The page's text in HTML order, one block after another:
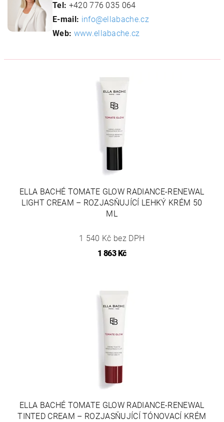
Tel: +420 776 035 064
E-mail: info@ellabache.cz
Web: www.ellabache.cz
ELLA BACHÉ TOMATE GLOW RADIANCE-RENEWAL
LIGHT CREAM – ROZJASŇUJÍCÍ LEHKÝ KRÉM 50
ML
1 540 Kč bez DPH
1 863 Kč
ELLA BACHÉ TOMATE GLOW RADIANCE-RENEWAL
TINTED CREAM – ROZJASŇUJÍCÍ TÓNOVACÍ KRÉM